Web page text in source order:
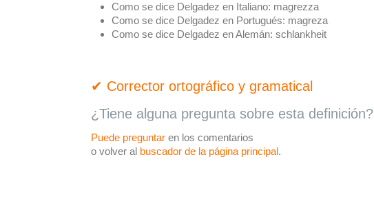
Como se dice Delgadez en Italiano: magrezza
Como se dice Delgadez en Portugués: magreza
Como se dice Delgadez en Alemán: schlankheit
✔ Corrector ortográfico y gramatical
¿Tiene alguna pregunta sobre esta definición?
Puede preguntar en los comentarios
o volver al buscador de la página principal.